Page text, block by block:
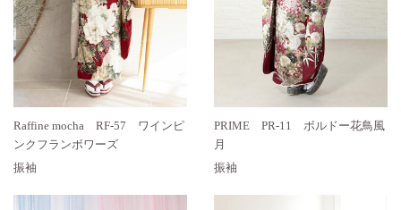
Raffine mocha RF-57 ワインピ
ンクフランボワーズ
振袖
PRIME PR-11 ボルドー花鳥風
月
振袖